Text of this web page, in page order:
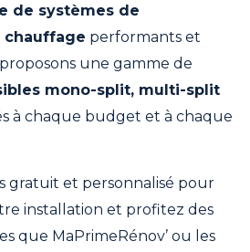
de systèmes de
performants et
une gamme de
mono-split, multi-split
à chaque budget et à chaque
gratuit et personnalisé pour
installation et profitez des
que MaPrimeRénov’ ou les